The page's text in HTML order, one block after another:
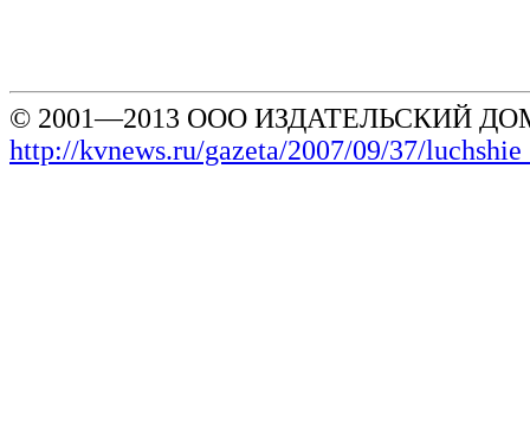
© 2001—2013 ООО ИЗДАТЕЛЬСКИЙ
http://kvnews.ru/gazeta/2007/09/37/